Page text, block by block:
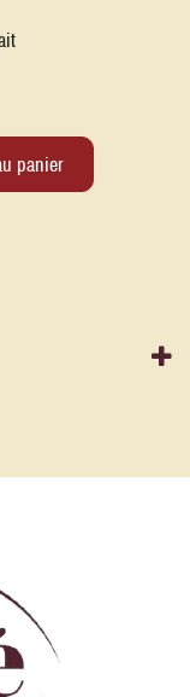
panier